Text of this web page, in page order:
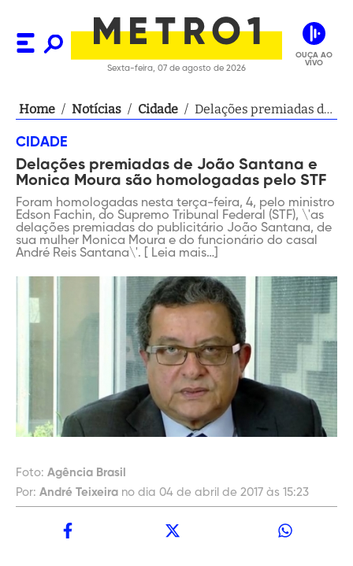
Sexta-feira, 07 de agosto de 2026
OUÇA AO
VIVO
Home / Notícias / Cidade / Delações premiadas de
homologadas pelo STF
CIDADE
Delações premiadas de João Santana e
Monica Moura são homologadas pelo STF
Foram homologadas nesta terça-feira, 4, pelo ministro
Edson Fachin, do Supremo Tribunal Federal (STF), \'as
delações premiadas do publicitário João Santana, de
sua mulher Monica Moura e do funcionário do casal
André Reis Santana\'. [ Leia mais…]
Foto: Agência Brasil
Por: André Teixeira no dia 04 de abril de 2017 às 15:23